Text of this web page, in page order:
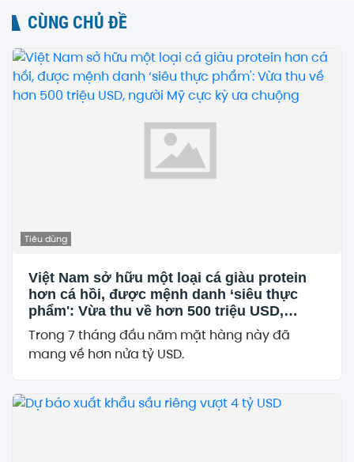
CÙNG CHỦ ĐỀ
Tiêu dùng
Việt Nam sở hữu một loại cá giàu protein
hơn cá hồi, được mệnh danh ‘siêu thực
phẩm': Vừa thu về hơn 500 triệu USD,
người Mỹ cực kỳ ưa chuộng
Trong 7 tháng đầu năm mặt hàng này đã
mang về hơn nửa tỷ USD.